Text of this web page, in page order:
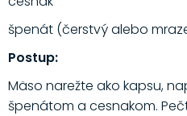
špenát (čerstvý alebo
Postup:
Mäso narežte ako kapsu,
špenátom a cesnakom.